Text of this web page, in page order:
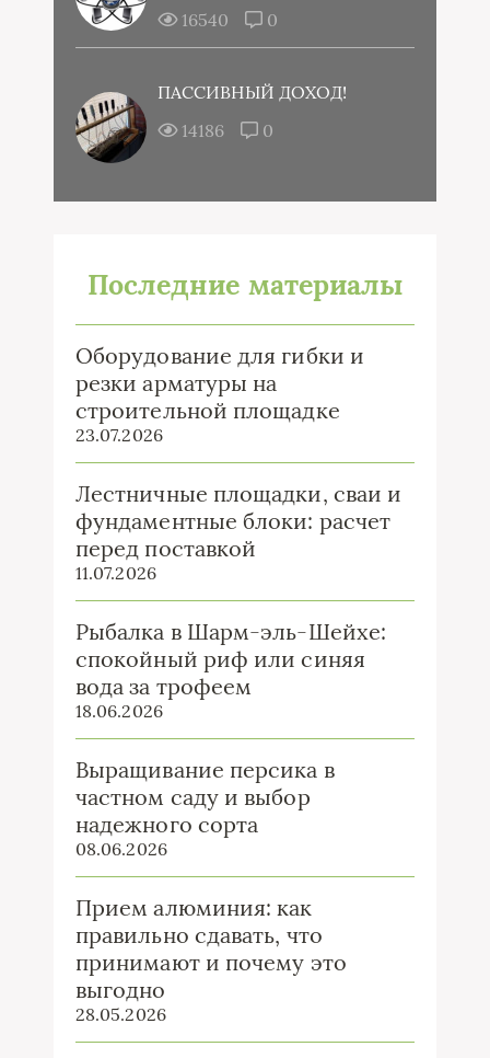
16540 0
ПАССИВНЫЙ ДОХОД!
14186
0
Последние материалы
Оборудование для гибки и
резки арматуры на
строительной площадке
23.07.2026
Лестничные площадки, сваи и
фундаментные блоки: расчет
перед поставкой
11.07.2026
Рыбалка в Шарм-эль-Шейхе:
спокойный риф или синяя
вода за трофеем
18.06.2026
Выращивание персика в
частном саду и выбор
надежного сорта
08.06.2026
Прием алюминия: как
правильно сдавать, что
принимают и почему это
выгодно
28.05.2026